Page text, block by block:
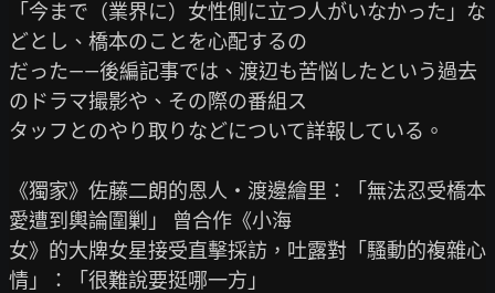
「今まで（業界に）女性側に立つ人がいなかった」な
どとし、橋本のことを心配するの
だった——後編記事では、渡辺も苦悩したという過去
のドラマ撮影や、その際の番組ス
タッフとのやり取りなどについて詳報している。
《獨家》佐藤二朗的恩人・渡邊繪里：「無法忍受橋本
愛遭到輿論圍剿」 曾合作《小海
女》的大牌女星接受直擊採訪，吐露對「騷動的複雜心
情」：「很難說要挺哪一方」